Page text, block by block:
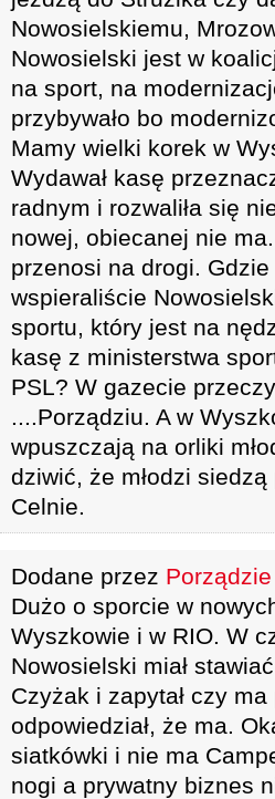
Nowosielskiemu,
Nowosielski jest w
na sport, na
przybywało bo
Mamy wielki korek w
Wydawał kasę
radnym i rozwaliła się
nowej, obiecanej nie
przenosi na drogi.
wspieraliście
sportu, który jest na
kasę z ministerstwa
PSL? W gazecie
....Porządziu. A w
wpuszczają na orliki
dziwić, że młodzi
Celnie.
Dodane przez
Dużo o sporcie w
Wyszkowie i w RIO. W
Nowosielski miał
Czyżak i zapytał czy
odpowiedział, że ma.
siatkówki i nie ma
nogi a prywatny biznes